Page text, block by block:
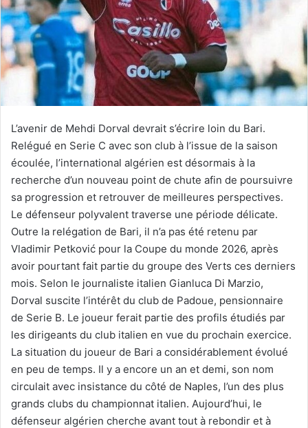
L’avenir de Mehdi Dorval devrait s’écrire loin du Bari.
Relégué en Serie C avec son club à l’issue de la saison
écoulée, l’international algérien est désormais à la
recherche d’un nouveau point de chute afin de poursuivre
sa progression et retrouver de meilleures perspectives.
Le défenseur polyvalent traverse une période délicate.
Outre la relégation de Bari, il n’a pas été retenu par
Vladimir Petković pour la Coupe du monde 2026, après
avoir pourtant fait partie du groupe des Verts ces derniers
mois. Selon le journaliste italien Gianluca Di Marzio,
Dorval suscite l’intérêt du club de Padoue, pensionnaire
de Serie B. Le joueur ferait partie des profils étudiés par
les dirigeants du club italien en vue du prochain exercice.
La situation du joueur de Bari a considérablement évolué
en peu de temps. Il y a encore un an et demi, son nom
circulait avec insistance du côté de Naples, l’un des plus
grands clubs du championnat italien. Aujourd’hui, le
défenseur algérien cherche avant tout à rebondir et à